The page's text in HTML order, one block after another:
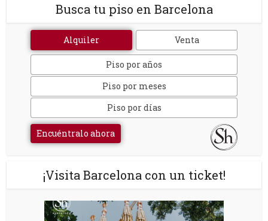
Busca tu piso en Barcelona
Alquiler Venta
Piso por años
Piso por meses
Piso por días
Encuéntralo ahora
¡Visita Barcelona con un ticket!